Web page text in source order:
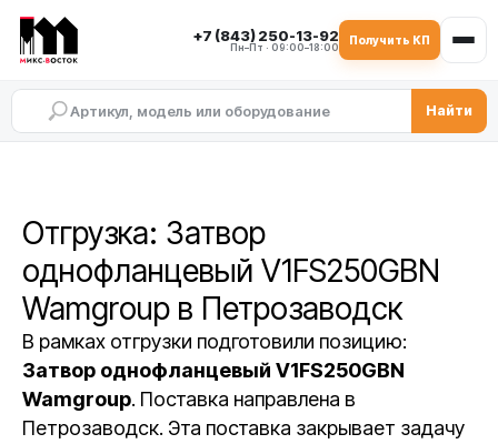
+7 (843) 250-13-92
Пн–Пт · 09:00–18:00
Получить КП
Найти
Отгрузка: Затвор
однофланцевый V1FS250GBN
Wamgroup в Петрозаводск
В рамках отгрузки подготовили позицию:
Затвор однофланцевый V1FS250GBN
Wamgroup. Поставка направлена в
Петрозаводск. Эта поставка закрывает задачу